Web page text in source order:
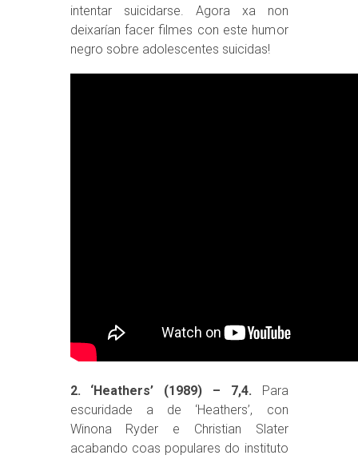
intentar suicidarse. Agora xa non
deixarían facer filmes con este humor
negro sobre adolescentes suicidas!
2. ‘Heathers’ (1989) – 7,4. Para
escuridade a de ‘Heathers’, con
Winona Ryder e Christian Slater
acabando coas populares do instituto